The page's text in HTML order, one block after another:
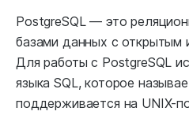
PostgreSQL — это
базами данных с
Для работы с PostgreSQL
языка SQL, которое
поддерживается на UNIX-